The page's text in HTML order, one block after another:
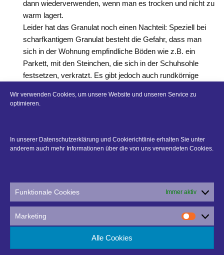
Wir verwenden Cookies, um unsere Website und unseren Service zu
optimieren.
In unserer Datenschutzerklärung und Cookierichtlinie erhalten Sie unter
anderem auch mehr Informationen über die von uns verwendeten Cookies.
Funktionale Cookies Immer aktiv
Marketing
Alle Cookies
dann wiederverwenden, wenn man es trocken und nicht zu
warm lagert.
Leider hat das Granulat noch einen Nachteil: Speziell bei
scharfkantigem Granulat besteht die Gefahr, dass man
sich in der Wohnung empfindliche Böden wie z.B. ein
Parkett, mit den Steinchen, die sich in der Schuhsohle
festsetzen, verkratzt. Es gibt jedoch auch rundkörnige
nebenbei sind diese Materialien für unsere Tiere
Ja, was ist denn eigentlich alles zu räumen? Auch hier
empfiehlt sich dringend ein Blick in die Satzung Ihrer
oder der Fussgängerüberweg ebenfalls geräumt werden?
Was ist mit der Straße? All dies sind Punkte, die regional
sehr unterschiedlich gehandhabt werden.
Wohin?
in den Rinnstein neben der Straße zu befördern. Wenn die